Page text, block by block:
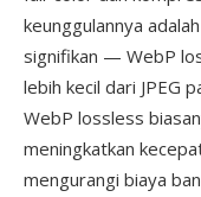
keunggulannya
signifikan — WebP
lebih kecil dari JPEG
WebP lossless
meningkatkan
mengurangi biaya